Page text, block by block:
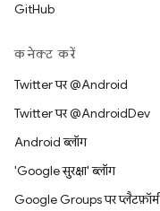
GitHub
कनेक्ट करें
Twitter पर @Android
Twitter पर @AndroidDev
Android ब्लॉग
'Google सुरक्षा' ब्लॉग
Google Groups पर प्लैटफ़ॉर्म